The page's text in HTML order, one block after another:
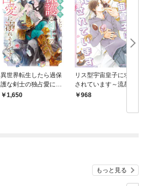
異世界転生したら過保
護な剣士の独占愛に溺
れそうです
1,650
リス型宇宙皇子に求婚
されています～流星の
如く愛が降る～
968
もっと見る